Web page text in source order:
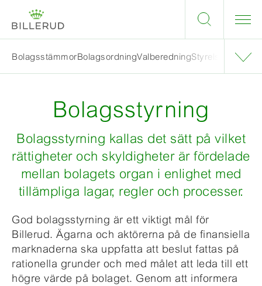
BolagsstämmorBolagsordningValberedningStyrelse
Bolagsstyrning
Bolagsstyrning kallas det sätt på vilket
rättigheter och skyldigheter är fördelade
mellan bolagets organ i enlighet med
tillämpliga lagar, regler och processer.
God bolagsstyrning är ett viktigt mål för
Billerud. Ägarna och aktörerna på de finansiella
marknaderna ska uppfatta att beslut fattas på
rationella grunder och med målet att leda till ett
högre värde på bolaget. Genom att informera